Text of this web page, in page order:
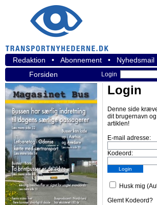
Redaktion • Abonnement • Nyhedsmail
Forsiden
Login
Login
Denne side
dit brugernavn
artiklen!
E-mail adresse:
Kodeord:
Husk mig
Glemt Kodeord?